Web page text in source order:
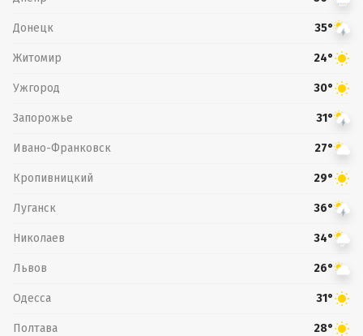
Донецк 35°
Житомир 24°
Ужгород 30°
Запорожье 31°
Ивано-Франковск 27°
Кропивницкий 29°
Луганск 36°
Николаев 34°
Львов 26°
Одесса 31°
Полтава 28°